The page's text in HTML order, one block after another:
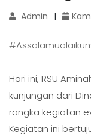
Admin
Hari ini, RSU
kunjungan dari
rangka kegiatan
Kegiatan ini